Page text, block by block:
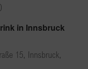
in Innsbruck
15, Innsbruck,